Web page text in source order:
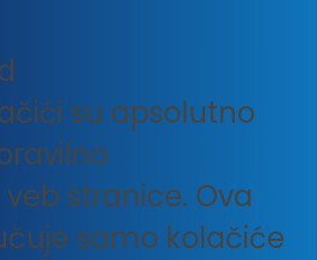
su apsolutno
stranice. Ova
samo kolačiće